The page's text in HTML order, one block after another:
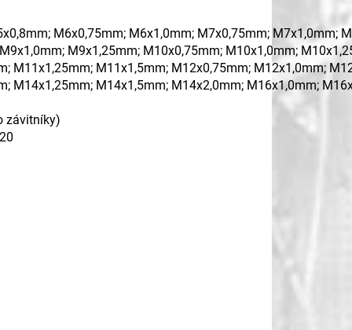
M6x0,75mm; M6x1,0mm; M7x0,75mm; M7x1,0mm;
M9x1,25mm; M10x0,75mm; M10x1,0mm;
M11x1,25mm; M11x1,5mm; M12x0,75mm; M12x1,0mm;
M14x1,25mm; M14x1,5mm; M14x2,0mm; M16x1,0mm;
závitníky)